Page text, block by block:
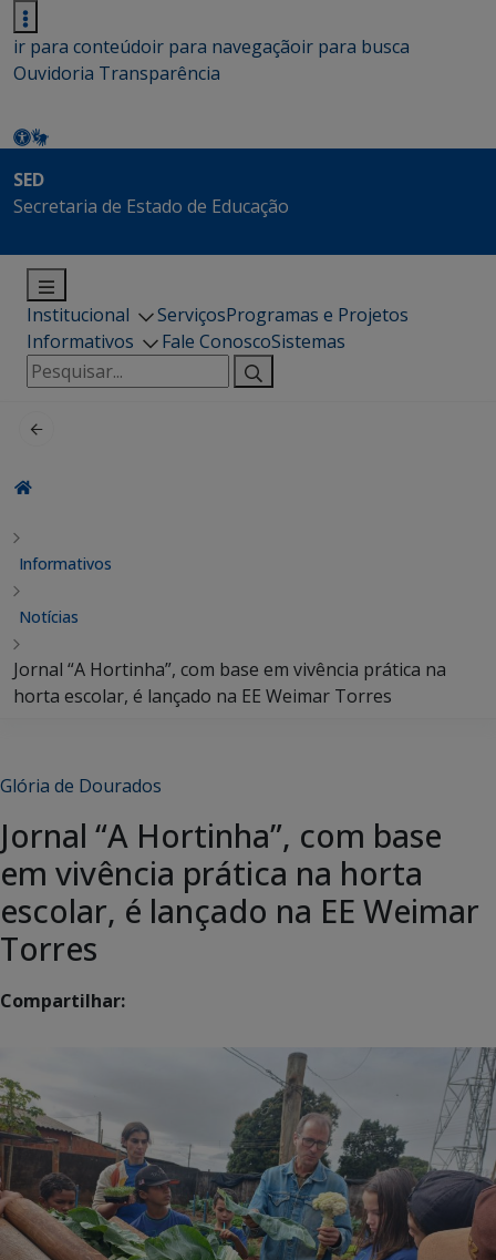
ir para conteúdoir para navegaçãoir para busca
Ouvidoria Transparência
SED
Secretaria de Estado de Educação
Institucional ServiçosProgramas e Projetos
Informativos
Fale ConoscoSistemas
Pesquisar
por:
Informativos
Notícias
Jornal “A Hortinha”, com base em vivência prática na
horta escolar, é lançado na EE Weimar Torres
Glória de Dourados
Jornal “A Hortinha”, com base
em vivência prática na horta
escolar, é lançado na EE Weimar
Torres
Compartilhar: